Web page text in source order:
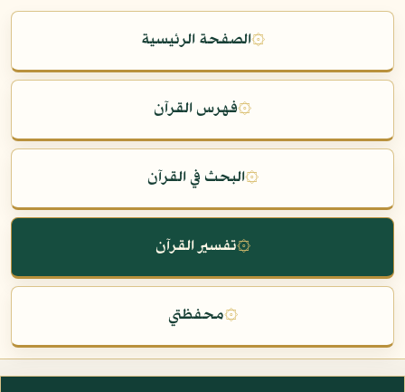
۞الصفحة الرئيسية
۞فهرس القرآن
۞البحث في القرآن
۞تفسير القرآن
۞محفظتي